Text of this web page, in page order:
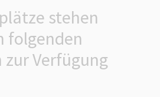
stehen
folgenden
Verfügung